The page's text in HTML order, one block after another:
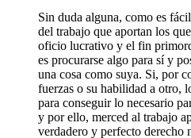
Sin duda alguna, como es
del trabajo que aportan los
oficio lucrativo y el fin
es procurarse algo para sí y
una cosa como suya. Si, por
fuerzas o su habilidad a otro,
para conseguir lo necesario
y por ello, merced al trabajo
verdadero y perfecto derecho